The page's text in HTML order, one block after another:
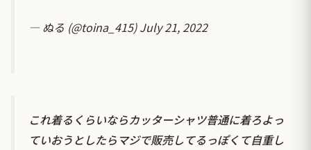
— ぬる (@toina_415)July 21, 2022
これ着るくらいならカッターシャツ普通に着ろよっ
ていおうとしたらマジで販売してるっぽくて自重し